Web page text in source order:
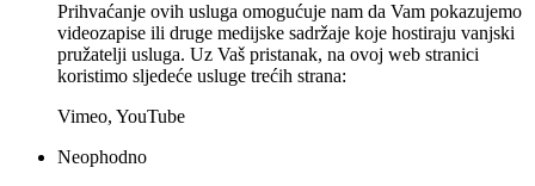
Prihvaćanje ovih usluga omogućuje nam da Vam pokazujemo
videozapise ili druge medijske sadržaje koje hostiraju vanjski
pružatelji usluga. Uz Vaš pristanak, na ovoj web stranici
koristimo sljedeće usluge trećih strana:
Vimeo, YouTube
Neophodno